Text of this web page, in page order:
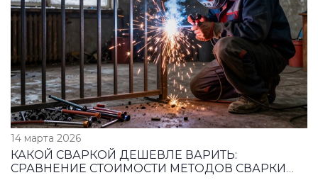
14 марта 2026
КАКОЙ СВАРКОЙ ДЕШЕВЛЕ ВАРИТЬ:
СРАВНЕНИЕ СТОИМОСТИ МЕТОДОВ СВАРКИ